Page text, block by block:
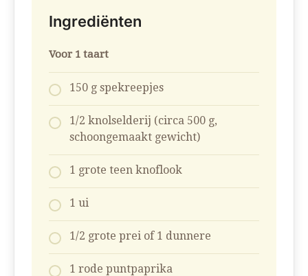
Ingrediënten
Voor 1 taart
150 g spekreepjes
1/2 knolselderij (circa 500 g,
schoongemaakt gewicht)
1 grote teen knoflook
1 ui
1/2 grote prei of 1 dunnere
1 rode puntpaprika